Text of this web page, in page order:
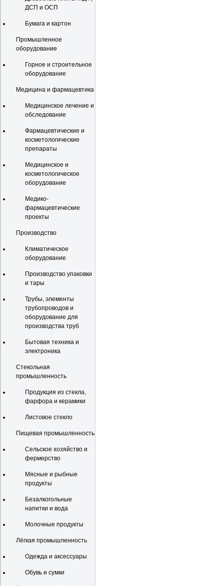
ДСП и ОСП
Бумага и картон
Промышленное
оборудование
Горное и строительное
оборудование
Медицина и фармацевтика
Медицинское лечение и
обследование
Фармацевтические и
косметологические
препараты
Медицинское и
косметологическое
оборудование
Медико-
фармацевтические
проекты
Производство
Климатическое
оборудование
Производство упаковки
и тары
Трубы, элементы
трубопроводов и
оборудование для
производства труб
Бытовая техника и
электроника
Стекольная
промышленность
Продукция из стекла,
фарфора и керамики
Листовое стекло
Пищевая промышленность
Сельское хозяйство и
фермерство
Мясные и рыбные
продукты
Безалкогольные
напитки и вода
Молочные продукты
Лёгкая промышленность
Одежда и аксессуары
Обувь и сумки